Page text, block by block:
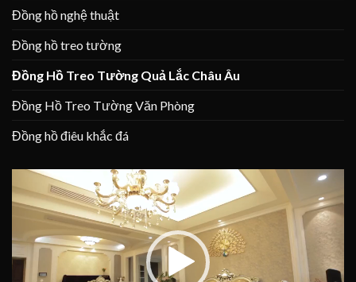
Đồng hồ nghệ thuật
Đồng hồ treo tường
Đồng Hồ Treo Tường Quả Lắc Châu Âu
Đồng Hồ Treo Tường Văn Phòng
Đồng hồ điêu khắc đá
Trình
chơi